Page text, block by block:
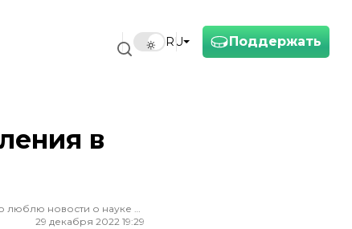
Поддержать
RU
в
Редактор ленты новостей hromadske. Считаю, что уважение к каждому, критическое мышление и признание ошибок спасут мир. Особенно люблю новости о науке и космос
29 декабря 2022 19:29